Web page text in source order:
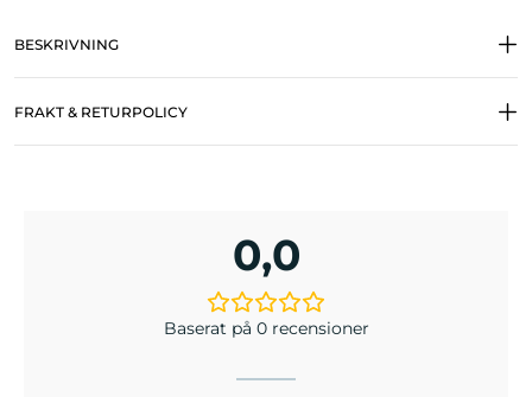
BESKRIVNING
FRAKT & RETURPOLICY
0,0
Baserat på 0 recensioner